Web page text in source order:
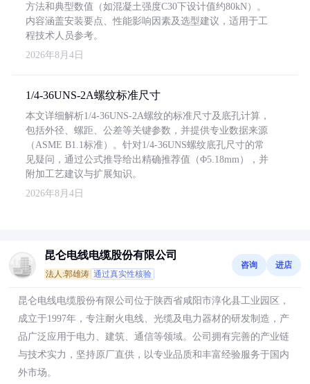
方法和典型数值（如混凝土强度C30下设计值约80kN）。
内容涵盖安装要点、性能影响因素及选型建议，适用于工
程技术人员参考。
2026年8月4日
1/4-36UNS-2A螺纹标准尺寸
本文详细解析1/4-36UNS-2A螺纹的标准尺寸及底孔计算，
包括外径、螺距、公差等关键参数，并提供专业数据来源
（ASME B1.1标准）。针对1/4-36UNS螺纹底孔尺寸的常
见疑问，通过公式推导给出精确推荐值（Φ5.18mm），并
附加工艺建议与扩展知识。
2026年8月4日
昆仑电线电缆股份有限公司
法人:郭雄涛 通过真实性核验
咨询 进店
昆仑电线电缆股份有限公司位于陕西省咸阳市淳化县工业园区，
成立于1997年，专注耐火电线、光缆及电力器材的研发制造，产
品广泛应用于电力、建筑、通信等领域。公司拥有完善的产业链
与技术实力，坚持原厂直供，以专业品质和丰富经验服务于国内
外市场。